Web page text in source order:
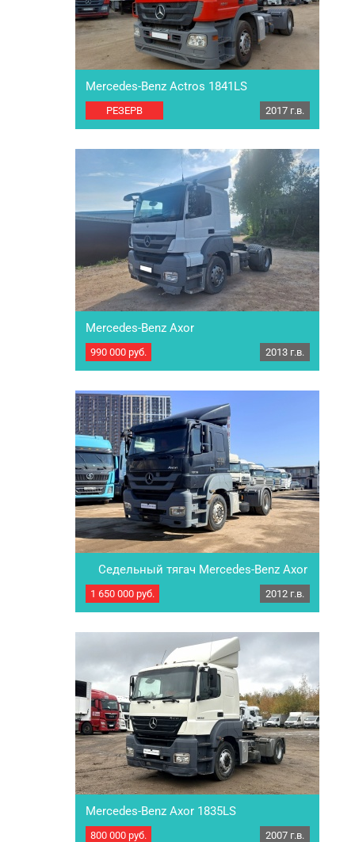
Седельный тягач Mercedes-Benz Actros 1841LS.
магнитола, тахограф, кабина 2-х местная с 2-
мя спальными местами, полный электропакет,
сухой автономный отопитель…
Mercedes-Benz Actros 1841LS
РЕЗЕРВ 2017 г.в.
Седельный тягач Mercedes-Benz Axor. Год
Полностью готов к работе. Комплектация:
Штатная магнитола, тахограф, автономка,
полный стеклопакет, топливный бак…
Mercedes-Benz Axor
990 000 руб. 2013 г.в.
Седельный тягач Mercedes-Benz Axor
1 650 000 руб. 2012 г.в.
Седельный тягач Mercedes-Benz Axor
Mercedes-Benz Axor 1835LS
800 000 руб. 2007 г.в.